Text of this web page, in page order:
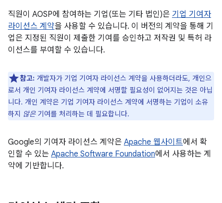
직원이 AOSP에 참여하는 기업(또는 기타 법인)은 기업 기여자
라이선스 계약을 사용할 수 있습니다. 이 버전의 계약을 통해 기
업은 지정된 직원이 제출한 기여를 승인하고 저작권 및 특허 라
이선스를 부여할 수 있습니다.
참고: 개발자가 기업 기여자 라이선스 계약을 사용하더라도, 개인으
로서 개인 기여자 라이선스 계약에 서명할 필요성이 없어지는 것은 아닙
니다. 개인 계약은 기업 기여자 라이선스 계약에 서명하는 기업이 소유
하지 않은기여를 처리하는 데 필요합니다.
Google의 기여자 라이선스 계약은 Apache 웹사이트에서 확
인할 수 있는 Apache Software Foundation에서 사용하는 계
약에 기반합니다.